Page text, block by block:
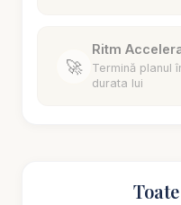
🚀
Ritm
Termină planul
durata lui